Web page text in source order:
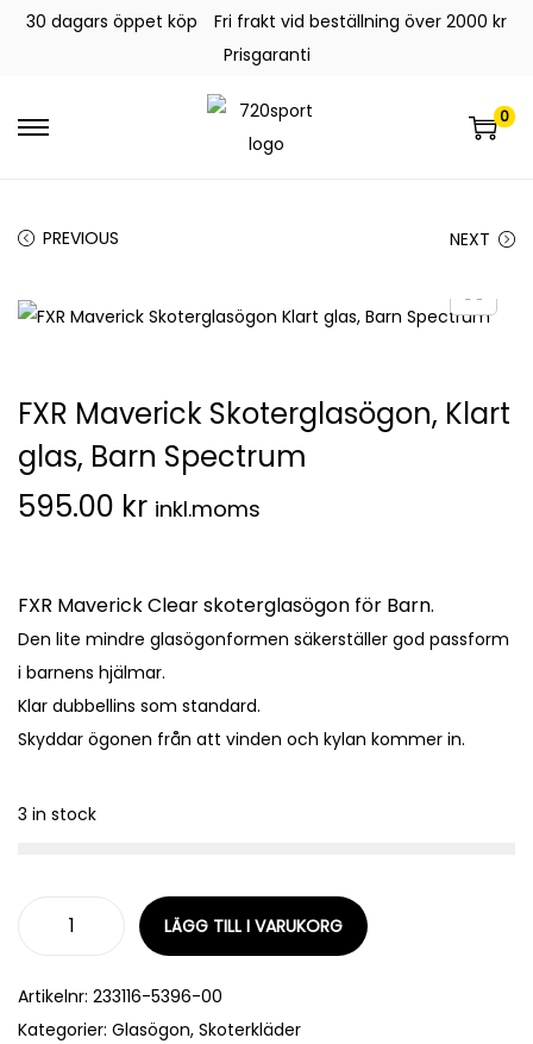
30 dagars öppet köp
Fri frakt vid beställning över 2000 kr
Prisgaranti
0
PREVIOUS NEXT
FXR Maverick Skoterglasögon, Klart
glas, Barn Spectrum
595.00 kr inkl.moms
FXR Maverick Clear skoterglasögon för Barn.
Den lite mindre glasögonformen säkerställer god passform
i barnens hjälmar.
Klar dubbellins som standard.
Skyddar ögonen från att vinden och kylan kommer in.
3 in stock
LÄGG TILL I VARUKORG
Artikelnr: 233116-5396-00
Kategorier: Glasögon, Skoterkläder